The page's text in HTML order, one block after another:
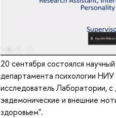
20 сентября состоялся
департамента психологии
исследователь Лаборатории,
эвдемонические и внешние
здоровьем".